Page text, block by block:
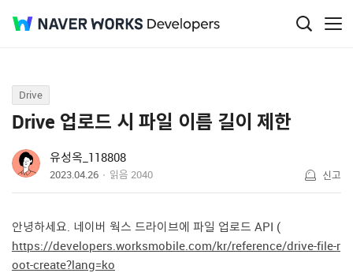
Q&A
Drive
Drive 업로드 시 파일 이름 길이 제한
유성옥_118808
2023.04.26 읽음 2040 신고
안녕하세요. 네이버 웍스 드라이브에 파일 업로드 API (
https://developers.worksmobile.com/kr/reference/drive-file-r
oot-create?lang=ko